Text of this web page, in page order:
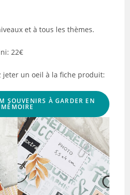
et à tous les thèmes.
22€
jeter un oeil à la fiche produit:
SOUVENIRS À GARDER EN
MÉMOIRE